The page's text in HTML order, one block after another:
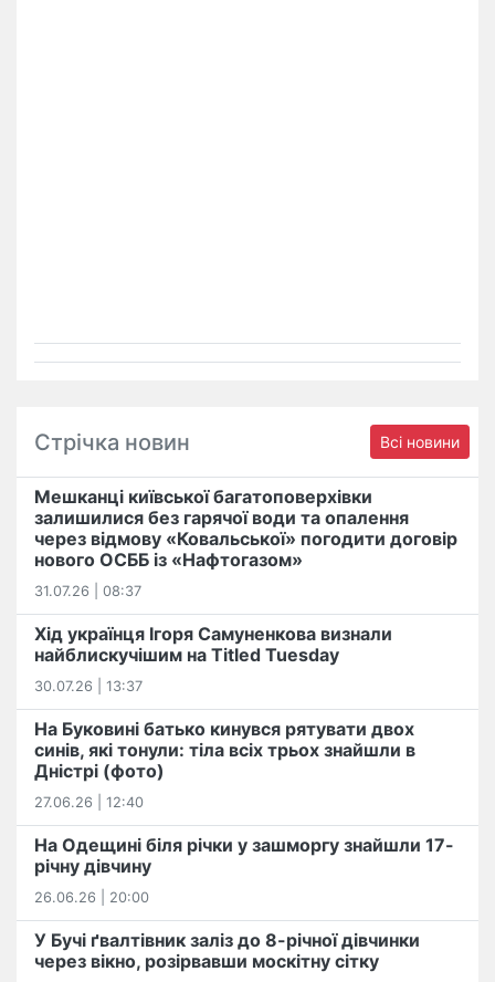
Стрічка новин Всі новини
Мешканці київської багатоповерхівки
залишилися без гарячої води та опалення
через відмову «Ковальської» погодити договір
нового ОСББ із «Нафтогазом»
31.07.26 | 08:37
Хід українця Ігоря Самуненкова визнали
найблискучішим на Titled Tuesday
30.07.26 | 13:37
На Буковині батько кинувся рятувати двох
синів, які тонули: тіла всіх трьох знайшли в
Дністрі (фото)
27.06.26 | 12:40
На Одещині біля річки у зашморгу знайшли 17-
річну дівчину
26.06.26 | 20:00
У Бучі ґвалтівник заліз до 8-річної дівчинки
через вікно, розірвавши москітну сітку